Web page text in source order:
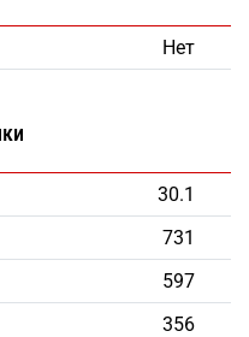
Нет
30.1
731
597
356